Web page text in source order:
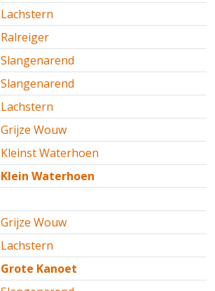
Lachstern
Ralreiger
Slangenarend
Slangenarend
Lachstern
Grijze Wouw
Kleinst Waterhoen
Klein Waterhoen
Grijze Wouw
Lachstern
Grote Kanoet